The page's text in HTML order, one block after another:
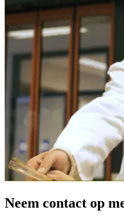
Neem contact op